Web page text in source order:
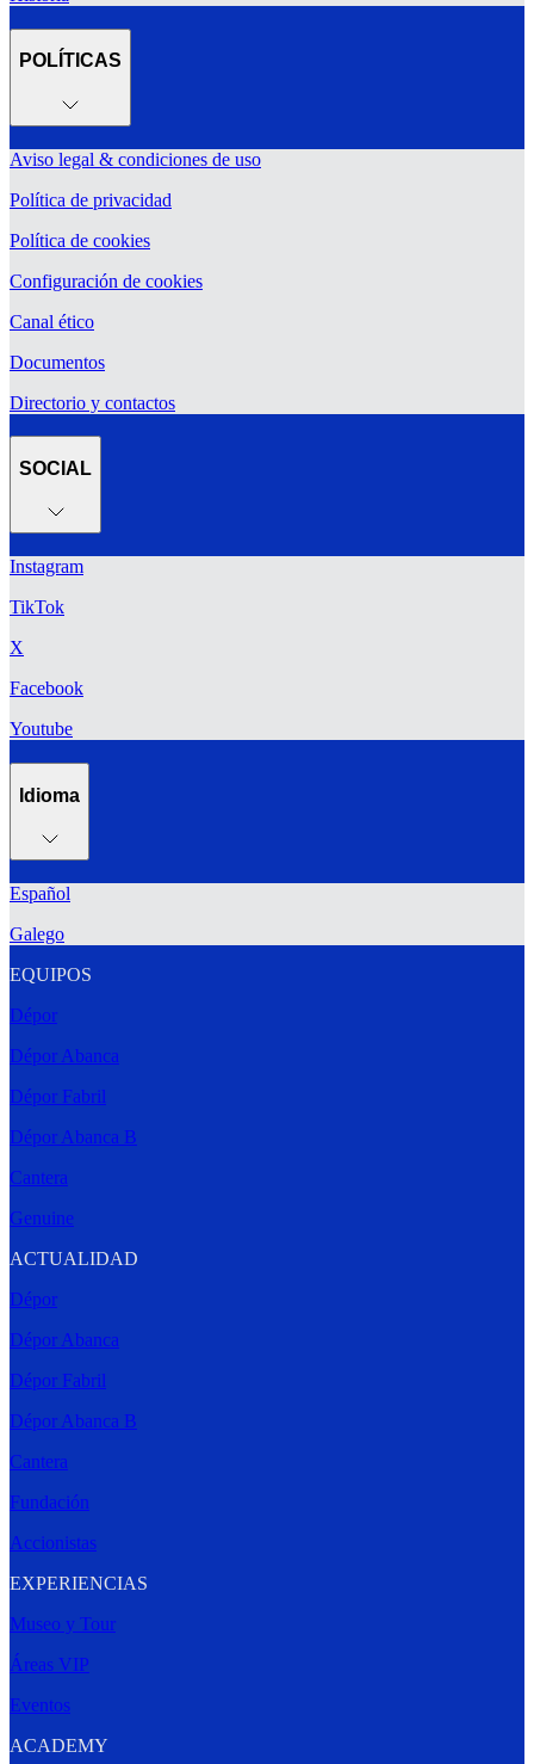
POLÍTICAS
Aviso legal & condiciones de uso
Política de privacidad
Política de cookies
Configuración de cookies
Canal ético
Documentos
Directorio y contactos
SOCIAL
Instagram
TikTok
X
Facebook
Youtube
Idioma
Español
Galego
EQUIPOS
Dépor
Dépor Abanca
Dépor Fabril
Dépor Abanca B
Cantera
Genuine
ACTUALIDAD
Dépor
Dépor Abanca
Dépor Fabril
Dépor Abanca B
Cantera
Fundación
Accionistas
EXPERIENCIAS
Museo y Tour
Áreas VIP
Eventos
ACADEMY